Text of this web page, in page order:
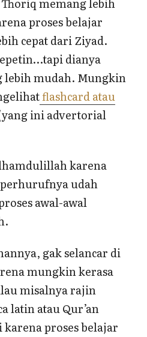
memang lebih
proses belajar
cepat dari Ziyad.
dianya
mudah. Mungkin
flashcard atau
ini advertorial
karena
udah
awal-awal
gak selancar di
mungkin kerasa
misalnya rajin
latin atau Qur’an
proses belajar